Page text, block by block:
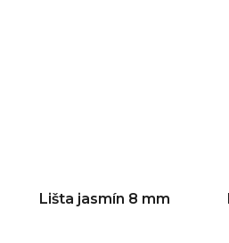
Lišta jasmín 8 mm